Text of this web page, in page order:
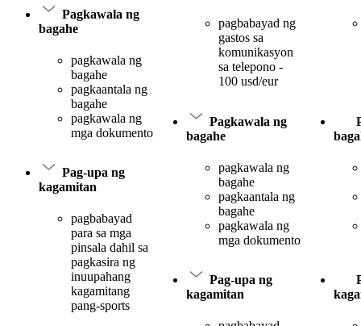
Pagkawala ng
bagahe
pagkawala ng
bagahe
pagkaantala ng
bagahe
pagkawala ng
mga dokumento
Pag-upa ng
kagamitan
pagbabayad
para sa mga
pinsala dahil sa
pagkasira ng
inuupahang
kagamitang
pang-sports
pagbabayad ng
gastos sa
komunikasyon
sa telepono -
100 usd/eur
Pagkawala ng
bagahe
pagkawala ng
bagahe
pagkaantala ng
bagahe
pagkawala ng
mga dokumento
Pag-upa ng
kagamitan